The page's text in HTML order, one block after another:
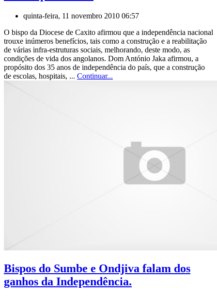
quinta-feira, 11 novembro 2010 06:57
O bispo da Diocese de Caxito afirmou que a independência nacional
trouxe inúmeros benefícios, tais como a construção e a reabilitação
de várias infra-estruturas sociais, melhorando, deste modo, as
condições de vida dos angolanos. Dom António Jaka afirmou, a
propósito dos 35 anos de independência do país, que a construção
de escolas, hospitais, ... Continuar...
Bispos do Sumbe e Ondjiva falam dos
ganhos da Independência.